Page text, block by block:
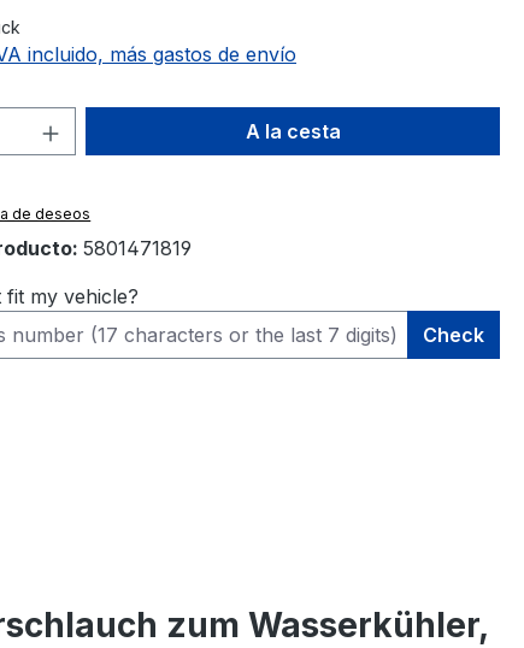
incluido, más gastos de envío
del producto: introduce la cantidad
A la cesta
de deseos
5801471819
fit my vehicle?
Check
zum Wasserkühler,